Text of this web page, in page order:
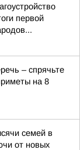
первой
– спрячьте
на 8
семей в
от новых